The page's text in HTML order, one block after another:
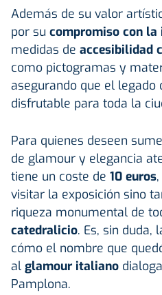
Además de su valor
por su compromiso con la
medidas de accesibilidad
como pictogramas y
asegurando que el legado
disfrutable para toda la
Para quienes deseen
de glamour y elegancia
tiene un coste de 10 euros
visitar la exposición sino
riqueza monumental de
catedralicio. Es, sin duda,
cómo el nombre que
al glamour italiano
Pamplona.